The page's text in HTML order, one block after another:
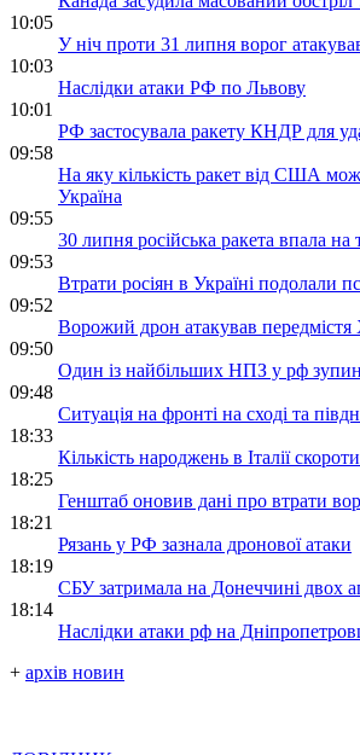
10:05
У ніч проти 31 липня ворог
10:03
Наслідки атаки РФ по Львову
10:01
РФ застосувала ракету КНДР для
09:58
На яку кількість ракет від США
Україна
09:55
30 липня російська ракета впала на
09:53
Втрати росіян в Україні подолали
09:52
Ворожий дрон атакував передмістя
09:50
Один із найбільших НПЗ у рф
09:48
Ситуація на фронті на сході та
18:33
Кількість народжень в Італії
18:25
Генштаб оновив дані про втрати
18:21
Рязань у РФ зазнала дронової атаки
18:19
СБУ затримала на Донеччині двох
18:14
Наслідки атаки рф на
+ архів новин